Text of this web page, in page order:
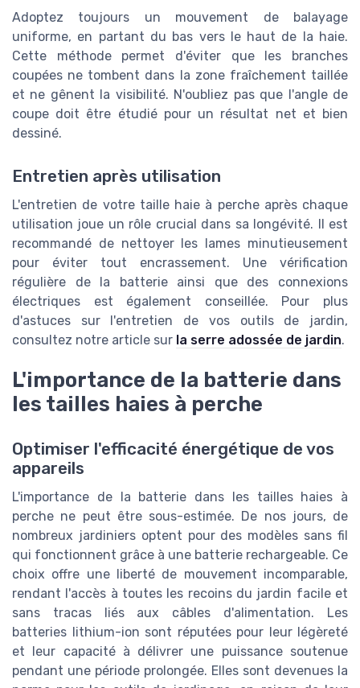
Adoptez toujours un mouvement de balayage
uniforme, en partant du bas vers le haut de la haie.
Cette méthode permet d'éviter que les branches
coupées ne tombent dans la zone fraîchement taillée
et ne gênent la visibilité. N'oubliez pas que l'angle de
coupe doit être étudié pour un résultat net et bien
dessiné.
Entretien après utilisation
L'entretien de votre taille haie à perche après chaque
utilisation joue un rôle crucial dans sa longévité. Il est
recommandé de nettoyer les lames minutieusement
pour éviter tout encrassement. Une vérification
régulière de la batterie ainsi que des connexions
électriques est également conseillée. Pour plus
d'astuces sur l'entretien de vos outils de jardin,
consultez notre article sur la serre adossée de jardin.
L'importance de la batterie dans
les tailles haies à perche
Optimiser l'efficacité énergétique de vos
appareils
L'importance de la batterie dans les tailles haies à
perche ne peut être sous-estimée. De nos jours, de
nombreux jardiniers optent pour des modèles sans fil
qui fonctionnent grâce à une batterie rechargeable. Ce
choix offre une liberté de mouvement incomparable,
rendant l'accès à toutes les recoins du jardin facile et
sans tracas liés aux câbles d'alimentation. Les
batteries lithium-ion sont réputées pour leur légèreté
et leur capacité à délivrer une puissance soutenue
pendant une période prolongée. Elles sont devenues la